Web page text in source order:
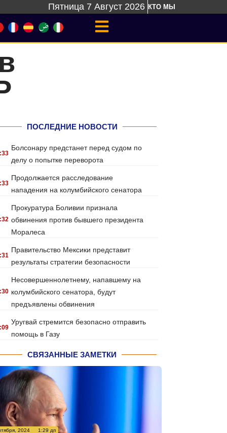
Пятница 7 Август 2026 КТО МЫ
ПОСЛЕДНИЕ НОВОСТИ
Болсонару предстанет перед судом по
делу о попытке переворота
Продолжается расследование
нападения на колумбийского сенатора
Прокуратура Боливии признала
обвинения против бывшего президента
Моралеса
Правительство Мексики представит
результаты стратегии безопасности
Несовершеннолетнему, напавшему на
колумбийского сенатора, будут
предъявлены обвинения
Уругвай стремится безопасно отправить
помощь в Газу
СВЯЗАННЫЕ ЗАМЕТКИ
2024 1:29 дп